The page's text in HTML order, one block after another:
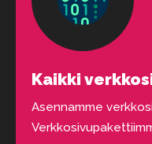
Kaikki
Asennamme